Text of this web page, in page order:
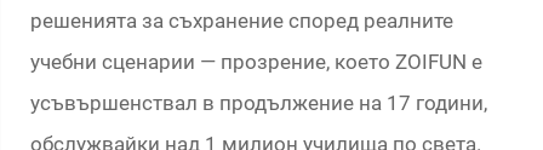
решенията за съхранение според реалните
учебни сценарии — прозрение, което ZOIFUN е
усъвършенствал в продължение на 17 години,
обслужвайки над 1 милион училища по света.